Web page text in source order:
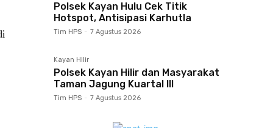
Polsek Kayan Hulu Cek Titik
Hotspot, Antisipasi Karhutla
Tim HPS - 7 Agustus 2026
Kayan Hilir
Polsek Kayan Hilir dan Masyarakat
Taman Jagung Kuartal III
Tim HPS - 7 Agustus 2026